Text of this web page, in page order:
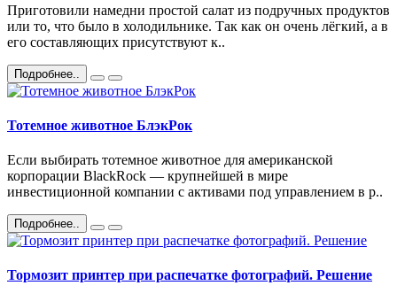
Приготовили намедни простой салат из подручных продуктов
или то, что было в холодильнике. Так как он очень лёгкий, а в
его составляющих присутствуют к..
Подробнее..
Тотемное животное БлэкРок
Если выбирать тотемное животное для американской
корпорации BlackRock — крупнейшей в мире
инвестиционной компании с активами под управлением в р..
Подробнее..
Тормозит принтер при распечатке фотографий. Решение